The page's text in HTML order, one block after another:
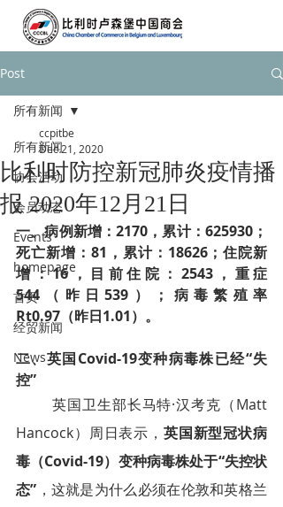
Post
所有新闻
协会活动
会员动态
Events
homepage
首页
经贸新闻
News
所有新闻
比利时防控新冠肺炎疫情播
报 2020年12月21日
ccpitbe
Dec 21, 2020
一、病例新增：2170，累计：625930；
死亡新增：81，累计：18626；住院新
增：16，目前住院：2543，重症
544（昨日539）；病毒繁殖率
Rt0.97（昨日1.01）。
二、英国Covid-19变种病毒株已经“失
控”
英国卫生部长马特·汉考克（Matt
Hancock）周日表示， 英国新型冠状病
毒（Covid-19）变种病毒株处于“失控状
态” ，这就是为什么必须在伦敦和英格兰